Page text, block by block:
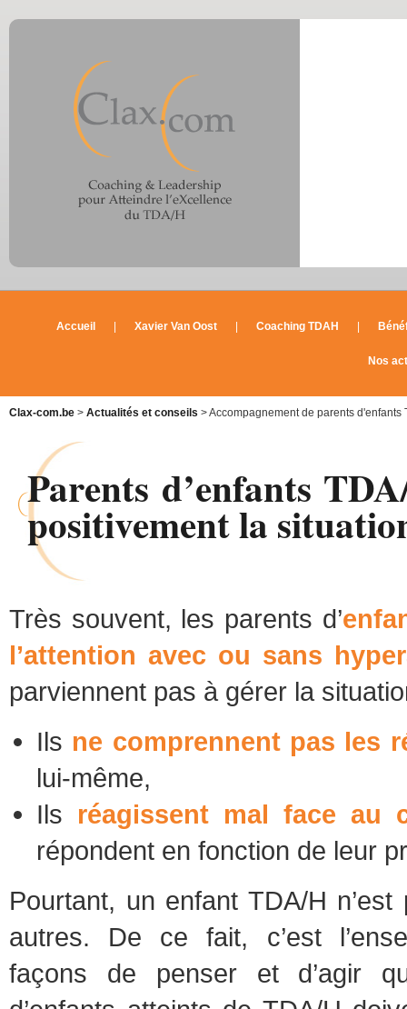
Accueil Xavier Van Oost Coaching TDAH
Nos
Clax-com.be > Actualités et conseils > Accompagnement de parents d'enfants
Parents d’enfants
positivement la
Très souvent, les parents d’
l’attention avec ou sans
parviennent pas à gérer la
Ils ne comprennent pas les
lui-même,
Ils réagissent mal face au
répondent en fonction de leur
Pourtant, un enfant TDA/H
autres. De ce fait, c’est
façons de penser et d’agir